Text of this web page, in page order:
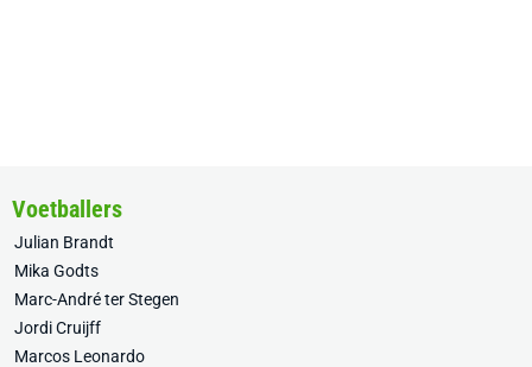
Voetballers
Julian Brandt
Mika Godts
Marc-André ter Stegen
Jordi Cruijff
Marcos Leonardo